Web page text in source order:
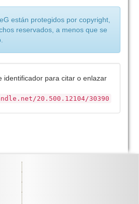
están protegidos por copyright,
reservados, a menos que se
identificador para citar o enlazar
20.500.12104/30390